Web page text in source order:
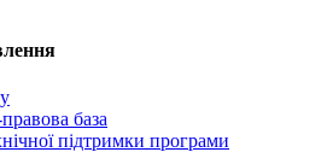
база
підтримки програми